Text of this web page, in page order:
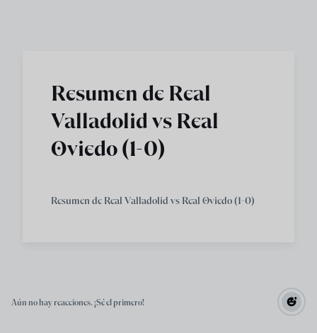
Resumen de Real
Valladolid vs Real
Oviedo (1-0)
Resumen de Real Valladolid vs Real Oviedo (1-0)
Aún no hay reacciones. ¡Sé el primero!